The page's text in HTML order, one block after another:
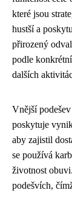
které jsou
hustší a
přirozený
podle
dalších
Vnější
poskytuje
aby zajistil
se používá
životnost
podešvích,